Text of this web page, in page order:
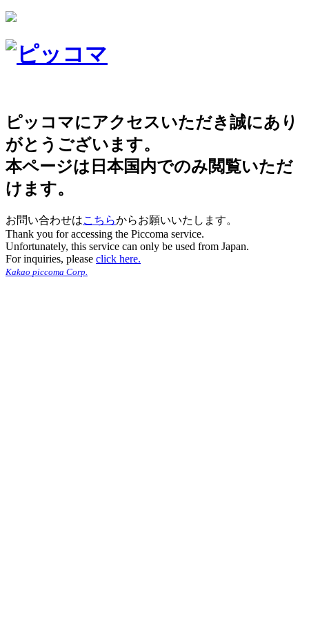
ピッコマにアクセスいただき誠にあり
がとうございます。
本ページは日本国内でのみ閲覧いただ
けます。
お問い合わせはこちらからお願いいたします。
Thank you for accessing the Piccoma service.
Unfortunately, this service can only be used from Japan.
For inquiries, please click here.
Kakao piccoma Corp.